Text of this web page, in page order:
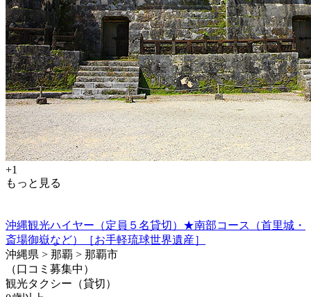
+1
もっと見る
沖縄観光ハイヤー（定員５名貸切）★南部コース（首里城・
斎場御嶽など）［お手軽琉球世界遺産］
沖縄県 > 那覇 > 那覇市
（口コミ募集中）
観光タクシー（貸切）